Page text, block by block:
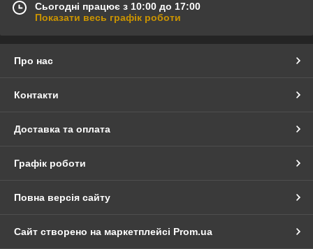
Сьогодні працює з 10:00 до 17:00
Показати весь графік роботи
Про нас
Контакти
Доставка та оплата
Графік роботи
Повна версія сайту
Сайт створено на маркетплейсі Prom.ua